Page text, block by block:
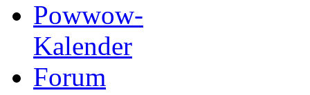
Powwow-
Kalender
Forum